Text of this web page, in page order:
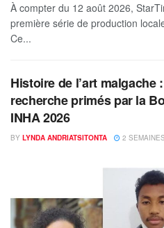
À compter du 12 août 2026,
première série de production
Ce...
Histoire de l’art
recherche primés par la
INHA 2026
BY LYNDA ANDRIATSITONTA 2